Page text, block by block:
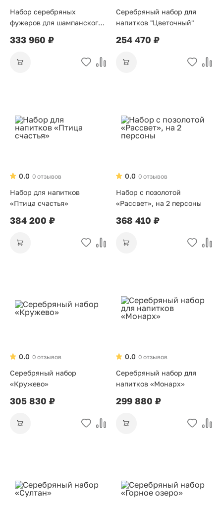
Набор серебряных
фужеров для шампанского
333 960 ₽
Серебряный набор для
напитков "Цветочный"
254 470 ₽
0 отзывов
0.0
Набор для напитков
«Птица счастья»
384 200 ₽
0 отзывов
0.0
Набор с позолотой
«Рассвет», на 2 персоны
368 410 ₽
0 отзывов
0.0
Серебряный набор
«Кружево»
305 830 ₽
0 отзывов
0.0
Серебряный набор для
напитков «Монарх»
299 880 ₽